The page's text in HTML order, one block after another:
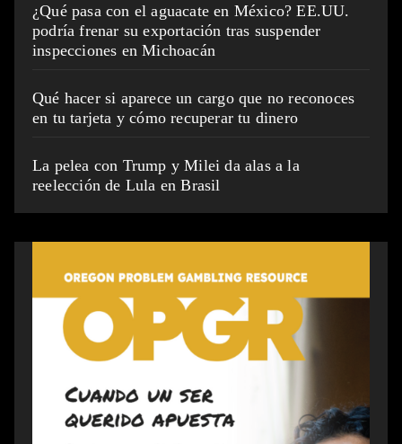
¿Qué pasa con el aguacate en México? EE.UU.
podría frenar su exportación tras suspender
inspecciones en Michoacán
Qué hacer si aparece un cargo que no reconoces
en tu tarjeta y cómo recuperar tu dinero
La pelea con Trump y Milei da alas a la
reelección de Lula en Brasil